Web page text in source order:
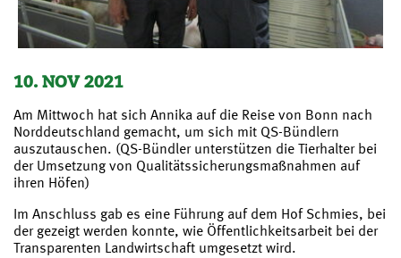
10. NOV 2021
Am Mittwoch hat sich Annika auf die Reise von Bonn nach
Norddeutschland gemacht, um sich mit QS-Bündlern
auszutauschen. (QS-Bündler unterstützen die Tierhalter bei
der Umsetzung von Qualitätssicherungsmaßnahmen auf
ihren Höfen)
Im Anschluss gab es eine Führung auf dem Hof Schmies, bei
der gezeigt werden konnte, wie Öffentlichkeitsarbeit bei der
Transparenten Landwirtschaft umgesetzt wird.